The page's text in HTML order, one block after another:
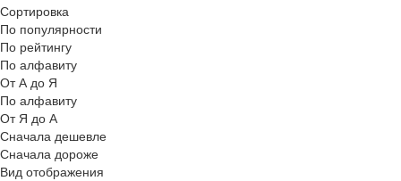
Сортировка
По популярности
По рейтингу
По алфавиту
От А до Я
По алфавиту
От Я до А
Сначала дешевле
Сначала дороже
Вид отображения